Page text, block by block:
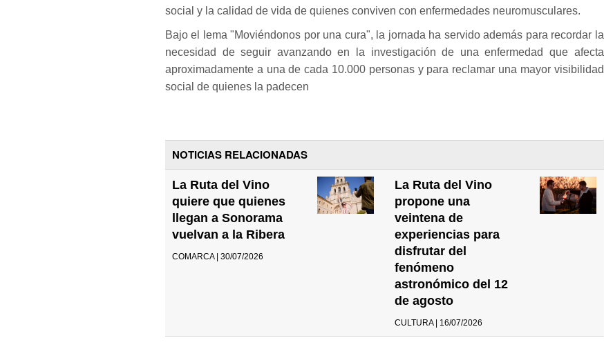
social y la calidad de vida de quienes conviven con enfermedades neuromusculares.
Bajo el lema "Moviéndonos por una cura", la jornada ha servido además para recordar la
necesidad de seguir avanzando en la investigación de una enfermedad que afecta
aproximadamente a una de cada 10.000 personas y para reclamar una mayor visibilidad
social de quienes la padecen
NOTICIAS RELACIONADAS
La Ruta del Vino
quiere que quienes
llegan a Sonorama
vuelvan a la Ribera
COMARCA | 30/07/2026
La Ruta del Vino
propone una
veintena de
experiencias para
disfrutar del
fenómeno
astronómico del 12
de agosto
CULTURA | 16/07/2026